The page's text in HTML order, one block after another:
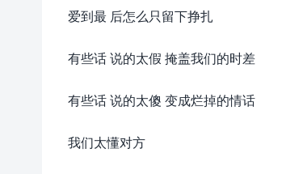
爱到最 后怎么只留下挣扎
有些话 说的太假 掩盖我们的时差
有些话 说的太傻 变成烂掉的情话
我们太懂对方